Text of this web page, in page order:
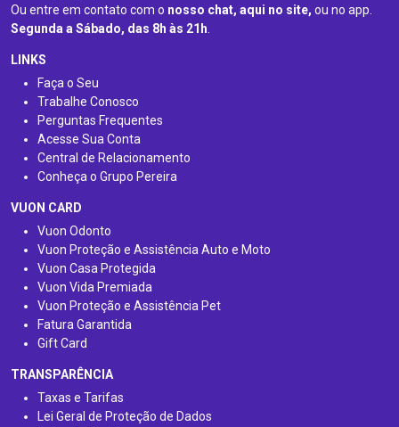
Ou entre em contato com o nosso chat, aqui no site, ou no app.
Segunda a Sábado, das 8h às 21h.
LINKS
Faça o Seu
Trabalhe Conosco
Perguntas Frequentes
Acesse Sua Conta
Central de Relacionamento
Conheça o Grupo Pereira
VUON CARD
Vuon Odonto
Vuon Proteção e Assistência Auto e Moto
Vuon Casa Protegida
Vuon Vida Premiada
Vuon Proteção e Assistência Pet
Fatura Garantida
Gift Card
TRANSPARÊNCIA
Taxas e Tarifas
Lei Geral de Proteção de Dados